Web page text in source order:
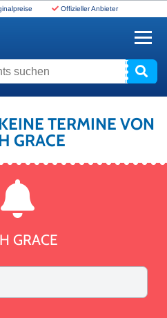
Offizieller Anbieter
TERMINE VON
GRACE
GRACE